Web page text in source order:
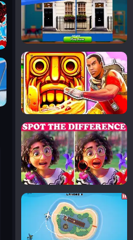
temple run 2
spot the differences
silly sky